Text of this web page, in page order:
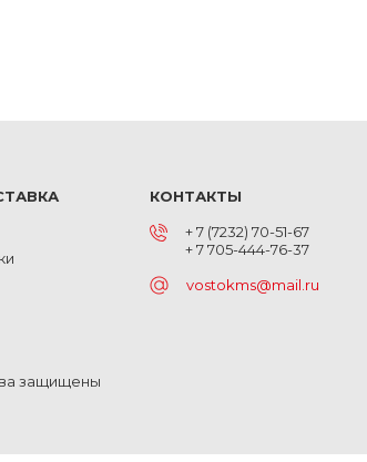
КОНТАКТЫ
+ 7 (7232) 70-51-67
+ 7 705-444-76-37
vostokms@mail.ru
защищены